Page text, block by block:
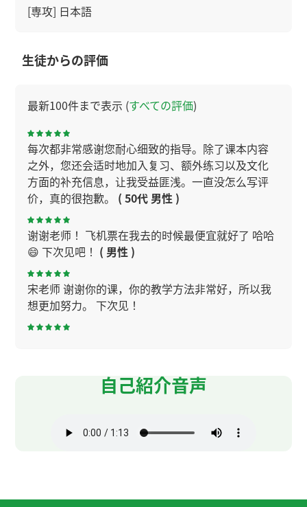
[専攻] 日本語
生徒からの評価
最新100件まで表示 (すべての評価)
每次都非常感谢您耐心细致的指导。除了课本内容
之外，您还会适时地加入复习、额外练习以及文化
方面的补充信息，让我受益匪浅。一直没怎么写评
价，真的很抱歉。 ( 50代 男性 )
谢谢老师！ 飞机票在我去的时候最便宜就好了 哈哈
😄 下次见吧！ ( 男性 )
宋老师 谢谢你的课，你的教学方法非常好，所以我
想更加努力。 下次见！
非常感謝 下次見( 40代 男性 )
いつも楽しいレッスンをありがとうございます！
平板的连接问题，下次我会做得更好。 下次见！
自己紹介音声